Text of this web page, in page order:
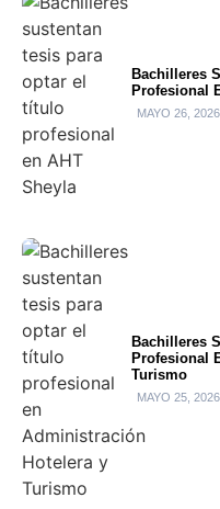
Bachilleres
Profesional
MAYO 26, 2026
Bachilleres
Profesional
Turismo
MAYO 25, 2026